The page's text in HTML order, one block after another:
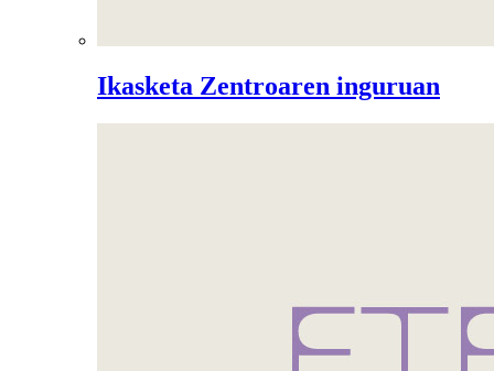
Ikasketa Zentroaren inguruan